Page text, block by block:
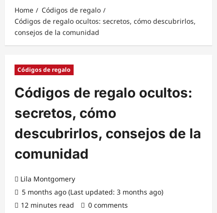
Home
Códigos de regalo
Códigos de regalo ocultos: secretos, cómo descubrirlos,
consejos de la comunidad
Códigos de regalo
Códigos de regalo ocultos:
secretos, cómo
descubrirlos, consejos de la
comunidad
Lila Montgomery
5 months ago (Last updated: 3 months ago)
12 minutes read
0 comments